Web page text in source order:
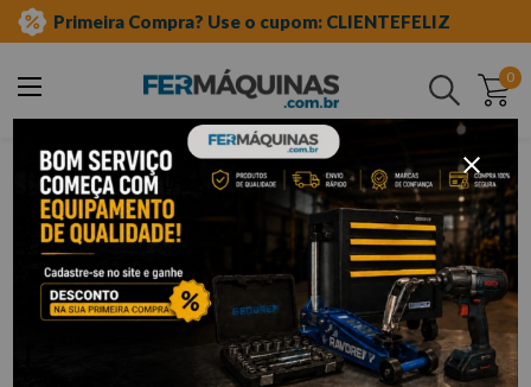
Primeira Compra? Use o cupom: CLIENTEFELIZ
0
Buscar
ferramentas manuais
soquetes e acessórios
soquetes de meia"
estriado longo